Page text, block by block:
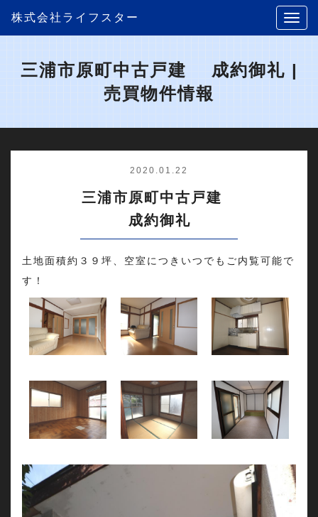
株式会社ライフスター
三浦市原町中古戸建 成約御礼 |
売買物件情報
2020.01.22
三浦市原町中古戸建
成約御礼
土地面積約３９坪、空室につきいつでもご内覧可能で
す！